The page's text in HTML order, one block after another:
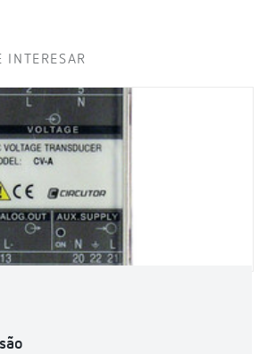
INTERESAR